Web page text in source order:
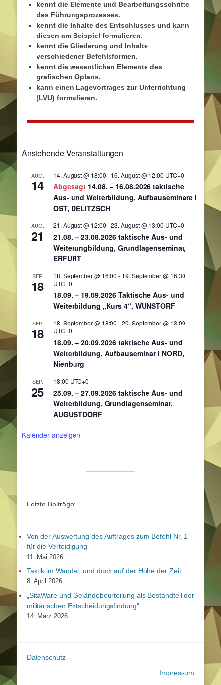
kennt die Elemente und Bearbeitungsschritte
des Führungsprozesses.
kennt die Inhalte des Entschlusses und kann
diesen am Beispiel formulieren.
kennt die Gliederung und Inhalte
verschiedener Befehlsformen.
kennt die wesentlichen Elemente des
grafischen Oplans.
kann einen Lagevortrages zur Unterrichtung
(LVU) formulieren.
Anstehende Veranstaltungen
AUG.
14
14. August @ 18:00 - 16. August @ 12:00 UTC+0
Abgesagt 14.08. – 16.08.2026 taktische
Aus- und Weiterbildung, Aufbauseminare I
OST, DELITZSCH
AUG.
21
21. August @ 12:00 -23. August @ 13:00 UTC+0
21.08. – 23.08.2026 taktische Aus- und
Weiterungbildung, Grundlagenseminar,
ERFURT
SEP.
18
18. September @ 16:00 - 19. September @ 16:30
UTC+0
18.09. – 19.09.2026 Taktische Aus- und
Weiterbildung „Kurs 4“, WUNSTORF
SEP.
18
18. September @ 18:00 -20. September @ 13:00
UTC+0
18.09. – 20.09.2026 taktische Aus- und
Weiterbildung, Aufbauseminar I NORD,
Nienburg
SEP.
25
18:00 UTC+0
25.09. – 27.09.2026 taktische Aus- und
Weiterbildung, Grundlagenseminar,
AUGUSTDORF
Kalender anzeigen
Letzte Beiträge:
Von der Auswertung des Auftrages zum Befehl Nr. 1
für die Verteidigung
11. Mai 2026
Taktik im Wandel, und doch auf der Höhe der Zeit
8. April 2026
„SitaWare und Geländebeurteilung als Bestandteil der
militärischen Entscheidungsfindung“
14. März 2026
Datenschutz
Impressum